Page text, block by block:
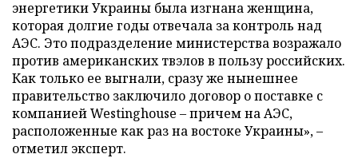
энергетики Украины была изгнана женщина,
которая долгие годы отвечала за контроль над
АЭС. Это подразделение министерства возражало
против американских твэлов в пользу российских.
Как только ее выгнали, сразу же нынешнее
правительство заключило договор о поставке с
компанией Westinghouse – причем на АЭС,
расположенные как раз на востоке Украины», –
отметил эксперт.